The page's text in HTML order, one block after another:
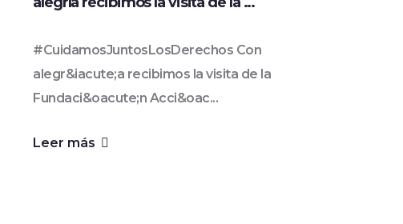
#CuidamosJuntosLosDerechos Con
alegr&iacute;a recibimos la visita de la
Fundaci&oacute;n Acci&oac...
Leer más